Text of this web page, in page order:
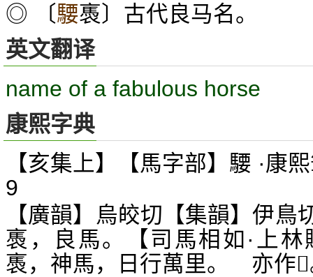
◎ 〔騕褭〕古代良马名。
英文翻译
name of a fabulous horse
康熙字典
【亥集上】【馬字部】騕 ·康
9
【廣韻】烏皎切【集韻】伊鳥
褭，良馬。【司馬相如·上
褭，神馬，日行萬里。 亦作𩡻